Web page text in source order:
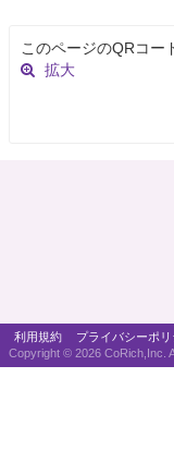
このページのQRコー
拡大
利用規約 プライバシーポリ
Copyright © 2026 CoRich,Inc.